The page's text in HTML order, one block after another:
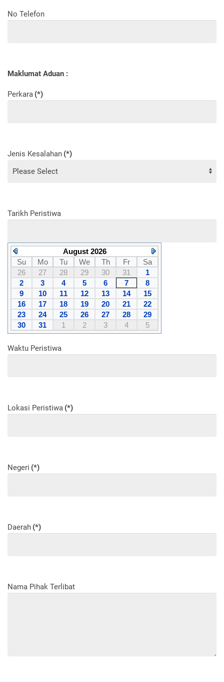
No Telefon
Maklumat Aduan :
Perkara (*)
Jenis Kesalahan (*)
Tarikh Peristiwa
August 2026
Su
Mo Tu We Th Fr
Sa
26
27 28 29 30 31
1
2
3 4 5 6 7
8
9
10 11 12 13 14
15
16
17 18 19 20 21
22
23
24 25 26 27 28
29
30
31 1 2 3 4 5
Waktu Peristiwa
Lokasi Peristiwa (*)
Negeri (*)
Daerah (*)
Nama Pihak Terlibat